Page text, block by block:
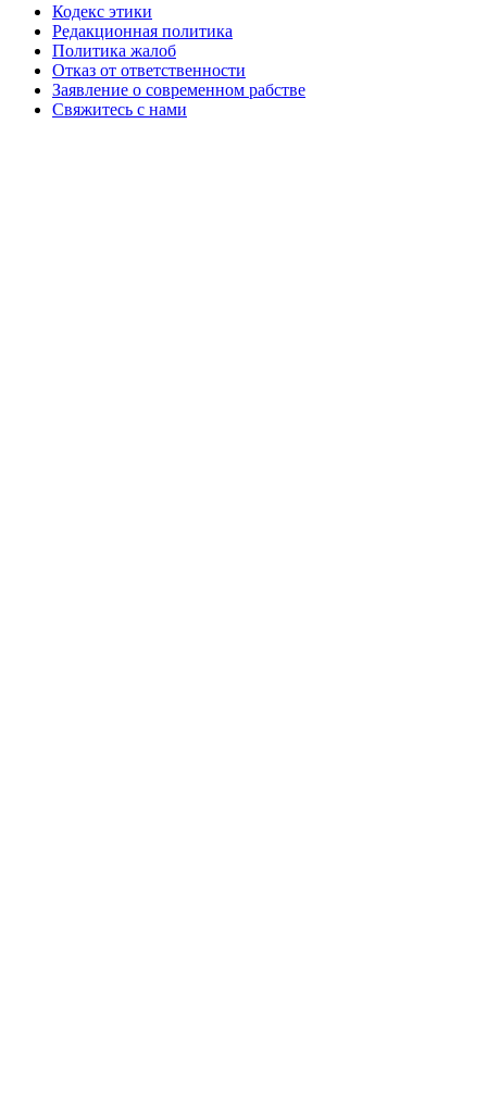
Кодекс этики
Редакционная политика
Политика жалоб
Отказ от ответственности
Заявление о современном рабстве
Свяжитесь с нами